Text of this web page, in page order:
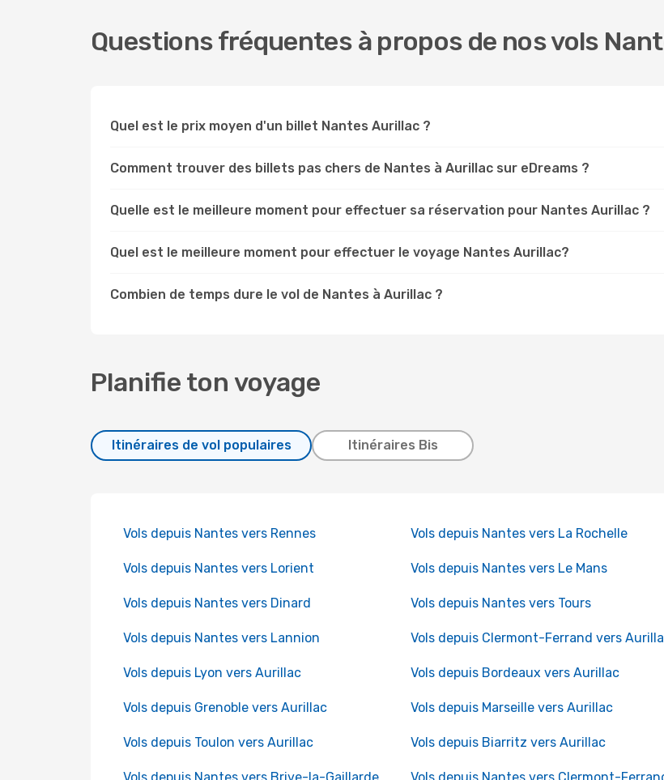
Questions fréquentes à propos de nos vols
Quel est le prix moyen d'un billet Nantes Aurillac ?
Comment trouver des billets pas chers de Nantes à Aurillac sur eDreams ?
Quelle est le meilleure moment pour effectuer sa réservation pour Nantes Aurillac ?
Quel est le meilleure moment pour effectuer le voyage Nantes Aurillac?
Combien de temps dure le vol de Nantes à Aurillac ?
Planifie ton voyage
Itinéraires de vol populaires Itinéraires Bis
Vols depuis Nantes vers Rennes Vols depuis Nantes vers La Rochelle
Vols depuis Nantes vers Lorient Vols depuis Nantes vers Le Mans
Vols depuis Nantes vers Dinard Vols depuis Nantes vers Tours
Vols depuis Nantes vers Lannion Vols depuis Clermont-Ferrand vers
Vols depuis Lyon vers Aurillac Vols depuis Bordeaux vers Aurillac
Vols depuis Grenoble vers Aurillac Vols depuis Marseille vers Aurillac
Vols depuis Toulon vers Aurillac Vols depuis Biarritz vers Aurillac